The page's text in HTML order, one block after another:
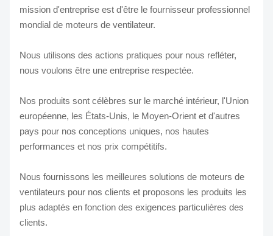
mission d'entreprise est d'être le fournisseur professionnel
mondial de moteurs de ventilateur.
Nous utilisons des actions pratiques pour nous refléter,
nous voulons être une entreprise respectée.
Nos produits sont célèbres sur le marché intérieur, l'Union
européenne, les États-Unis, le Moyen-Orient et d'autres
pays pour nos conceptions uniques, nos hautes
performances et nos prix compétitifs.
Nous fournissons les meilleures solutions de moteurs de
ventilateurs pour nos clients et proposons les produits les
plus adaptés en fonction des exigences particulières des
clients.